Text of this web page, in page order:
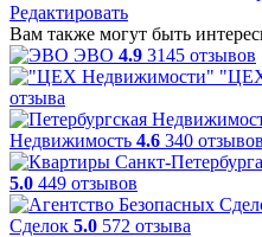
Редактировать
Вам также могут быть
ЭВО 4.9 3145 отзывов
отзыва
Недвижимость 4.6 340 отзывов
5.0 449 отзывов
Сделок 5.0 572 отзыва